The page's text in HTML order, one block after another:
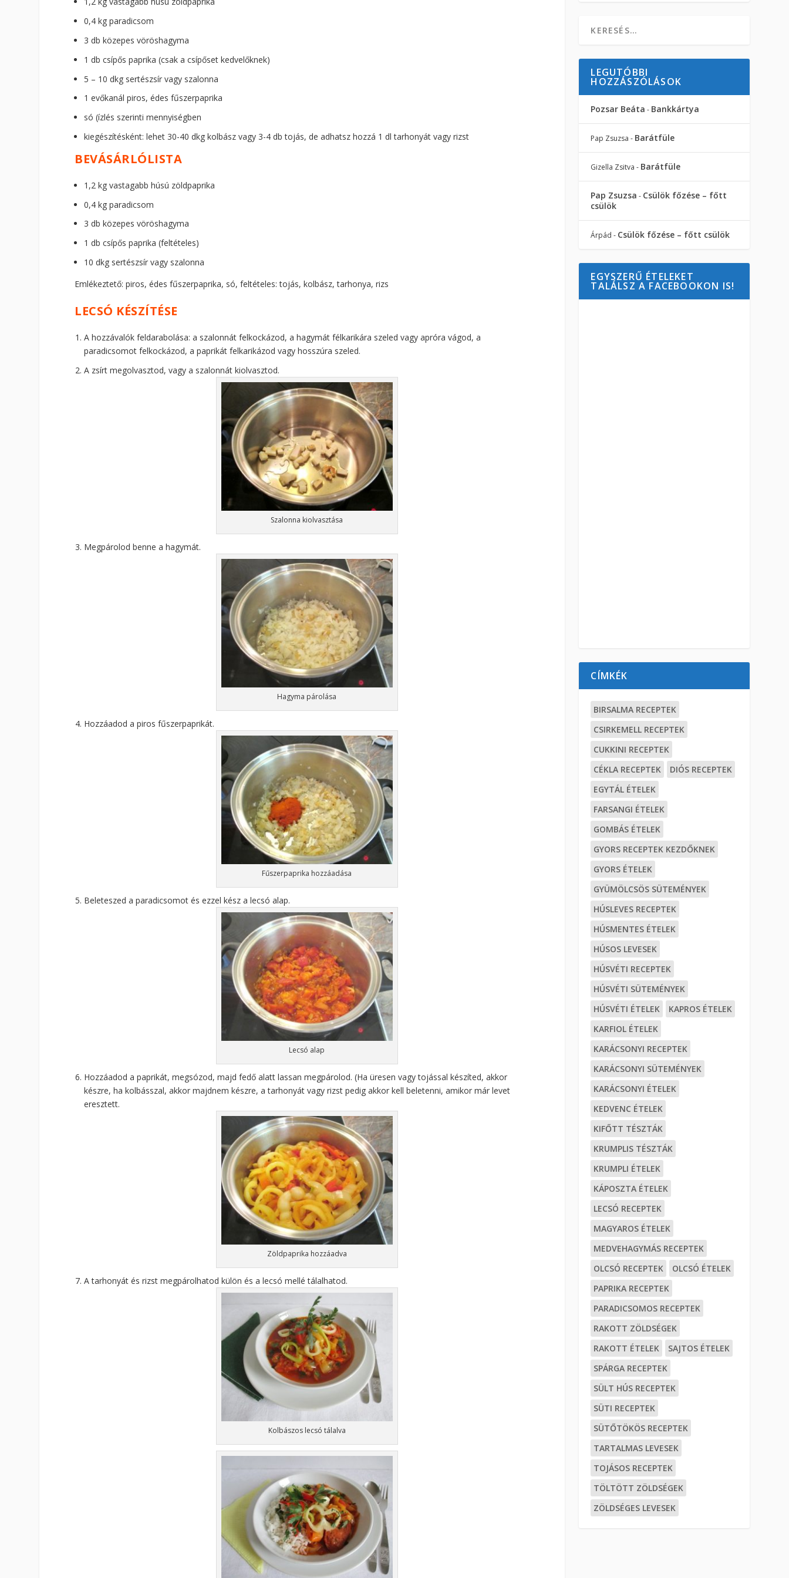
0,4 kg paradicsom
3 db közepes vöröshagyma
1 db csípős paprika (csak a csípőset kedvelőknek)
5 – 10 dkg sertészsír vagy szalonna
1 evőkanál piros, édes fűszerpaprika
só (ízlés szerinti mennyiségben
kiegészítésként: lehet 30-40 dkg kolbász vagy 3-4 db tojás, de adhatsz hozzá 1 dl tarhonyát vagy rizst
BEVÁSÁRLÓLISTA
1,2 kg vastagabb húsú zöldpaprika
0,4 kg paradicsom
3 db közepes vöröshagyma
1 db csípős paprika (feltételes)
10 dkg sertészsír vagy szalonna
Emlékeztető: piros, édes fűszerpaprika, só, feltételes: tojás, kolbász, tarhonya, rizs
LECSÓ KÉSZÍTÉSE
A hozzávalók feldarabolása: a szalonnát felkockázod, a hagymát félkarikára szeled vagy apróra vágod, a
paradicsomot felkockázod, a paprikát felkarikázod vagy hosszúra szeled.
A zsírt megolvasztod, vagy a szalonnát kiolvasztod.
Szalonna kiolvasztása
Megpárolod benne a hagymát.
Hagyma párolása
Hozzáadod a piros fűszerpaprikát.
Fűszerpaprika hozzáadása
Beleteszed a paradicsomot és ezzel kész a lecsó alap.
Lecsó alap
Hozzáadod a paprikát, megsózod, majd fedő alatt lassan megpárolod. (Ha üresen vagy tojással készíted, akkor
készre, ha kolbásszal, akkor majdnem készre, a tarhonyát vagy rizst pedig akkor kell beletenni, amikor már levet
eresztett.
Zöldpaprika hozzáadva
A tarhonyát és rizst megpárolhatod külön és a lecsó mellé tálalhatod.
Kolbászos lecsó tálalva
LEGUTÓBBI
HOZZÁSZÓLÁSOK
Pozsar Beáta - Bankkártya
Pap Zsuzsa - Barátfüle
Gizella Zsitva - Barátfüle
Pap Zsuzsa - Csülök főzése – főtt
csülök
Árpád - Csülök főzése – főtt csülök
EGYSZERŰ ÉTELEKET
TALÁLSZ A FACEBOOKON IS!
CÍMKÉK
BIRSALMA RECEPTEK
CSIRKEMELL RECEPTEK
CUKKINI RECEPTEK
CÉKLA RECEPTEK
DIÓS RECEPTEK
EGYTÁL ÉTELEK
FARSANGI ÉTELEK
GOMBÁS ÉTELEK
GYORS RECEPTEK KEZDŐKNEK
GYORS ÉTELEK
GYÜMÖLCSÖS SÜTEMÉNYEK
HÚSLEVES RECEPTEK
HÚSMENTES ÉTELEK
HÚSOS LEVESEK
HÚSVÉTI RECEPTEK
HÚSVÉTI SÜTEMÉNYEK
HÚSVÉTI ÉTELEK
KAPROS ÉTELEK
KARFIOL ÉTELEK
KARÁCSONYI RECEPTEK
KARÁCSONYI SÜTEMÉNYEK
KARÁCSONYI ÉTELEK
KEDVENC ÉTELEK
KIFŐTT TÉSZTÁK
KRUMPLIS TÉSZTÁK
KRUMPLI ÉTELEK
KÁPOSZTA ÉTELEK
LECSÓ RECEPTEK
MAGYAROS ÉTELEK
MEDVEHAGYMÁS RECEPTEK
OLCSÓ RECEPTEK
OLCSÓ ÉTELEK
PAPRIKA RECEPTEK
PARADICSOMOS RECEPTEK
RAKOTT ZÖLDSÉGEK
RAKOTT ÉTELEK
SAJTOS ÉTELEK
SPÁRGA RECEPTEK
SÜLT HÚS RECEPTEK
SÜTI RECEPTEK
SÜTŐTÖKÖS RECEPTEK
TARTALMAS LEVESEK
TOJÁSOS RECEPTEK
TÖLTÖTT ZÖLDSÉGEK
ZÖLDSÉGES LEVESEK